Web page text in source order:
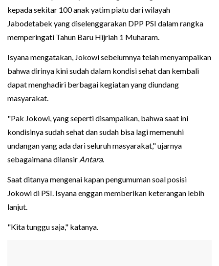
kepada sekitar 100 anak yatim piatu dari wilayah
Jabodetabek yang diselenggarakan DPP PSI dalam rangka
memperingati Tahun Baru Hijriah 1 Muharam.
Isyana mengatakan, Jokowi sebelumnya telah menyampaikan
bahwa dirinya kini sudah dalam kondisi sehat dan kembali
dapat menghadiri berbagai kegiatan yang diundang
masyarakat.
"Pak Jokowi, yang seperti disampaikan, bahwa saat ini
kondisinya sudah sehat dan sudah bisa lagi memenuhi
undangan yang ada dari seluruh masyarakat," ujarnya
sebagaimana dilansir Antara.
Saat ditanya mengenai kapan pengumuman soal posisi
Jokowi di PSI. Isyana enggan memberikan keterangan lebih
lanjut.
"Kita tunggu saja," katanya.